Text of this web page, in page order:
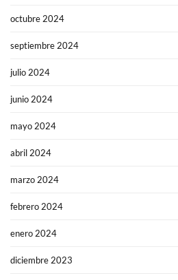
octubre 2024
septiembre 2024
julio 2024
junio 2024
mayo 2024
abril 2024
marzo 2024
febrero 2024
enero 2024
diciembre 2023